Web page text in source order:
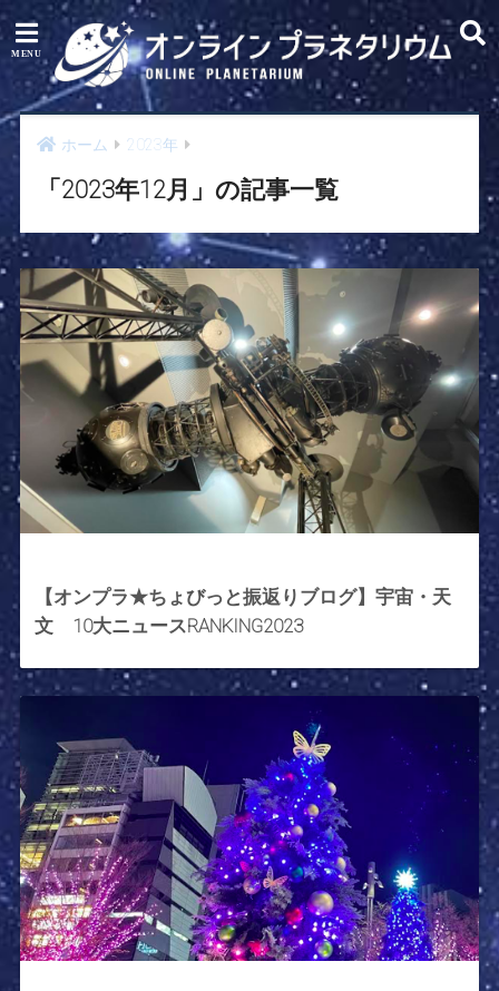
ホーム 2023年
「2023年12月」の記事一覧
【オンプラ★ちょびっと振返りブログ】宇宙・天
文 10大ニュースRANKING2023